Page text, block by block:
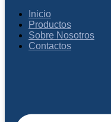
Inicio
Productos
Sobre Nosotros
Contactos